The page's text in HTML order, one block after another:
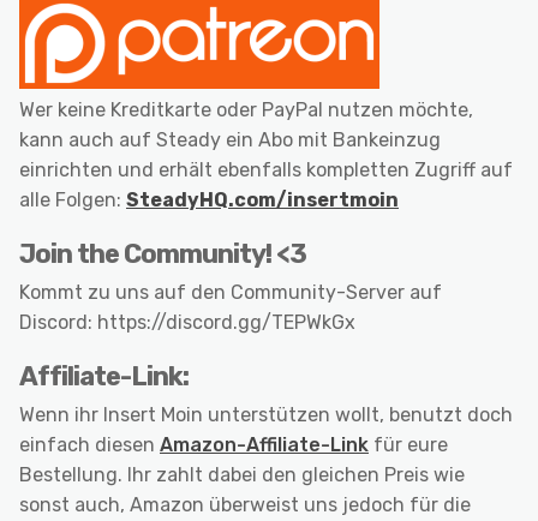
Wer keine Kreditkarte oder PayPal nutzen möchte,
kann auch auf Steady ein Abo mit Bankeinzug
einrichten und erhält ebenfalls kompletten Zugriff auf
alle Folgen: SteadyHQ.com/insertmoin
Join the Community! <3
Kommt zu uns auf den Community-Server auf
Discord: https://discord.gg/TEPWkGx
Affiliate-Link:
Wenn ihr Insert Moin unterstützen wollt, benutzt doch
einfach diesen Amazon-Affiliate-Link für eure
Bestellung. Ihr zahlt dabei den gleichen Preis wie
sonst auch, Amazon überweist uns jedoch für die